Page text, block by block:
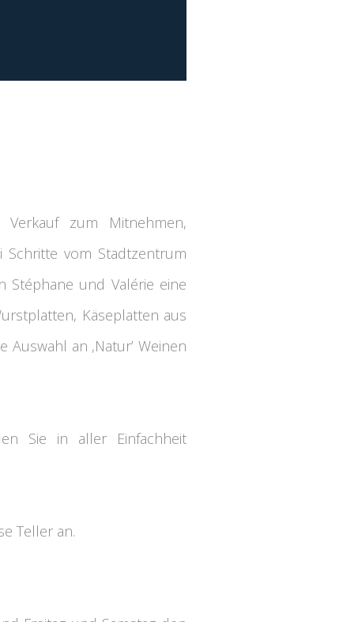
zum Mitnehmen,
Schritte vom Stadtzentrum
und Valérie eine
Käseplatten aus
an ‚Natur’ Weinen
Sie in aller Einfachheit
Teller an.